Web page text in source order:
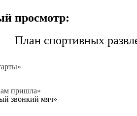
просмотр:
План спортивных
пришла»
звонкий мяч»